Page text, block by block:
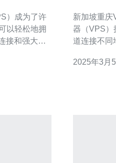
）成为了许
以轻松地拥
接和强大的
新加坡重庆VPS专线 VPS专线
器（VPS）
道连接不同
有优质的网
2025年3月5